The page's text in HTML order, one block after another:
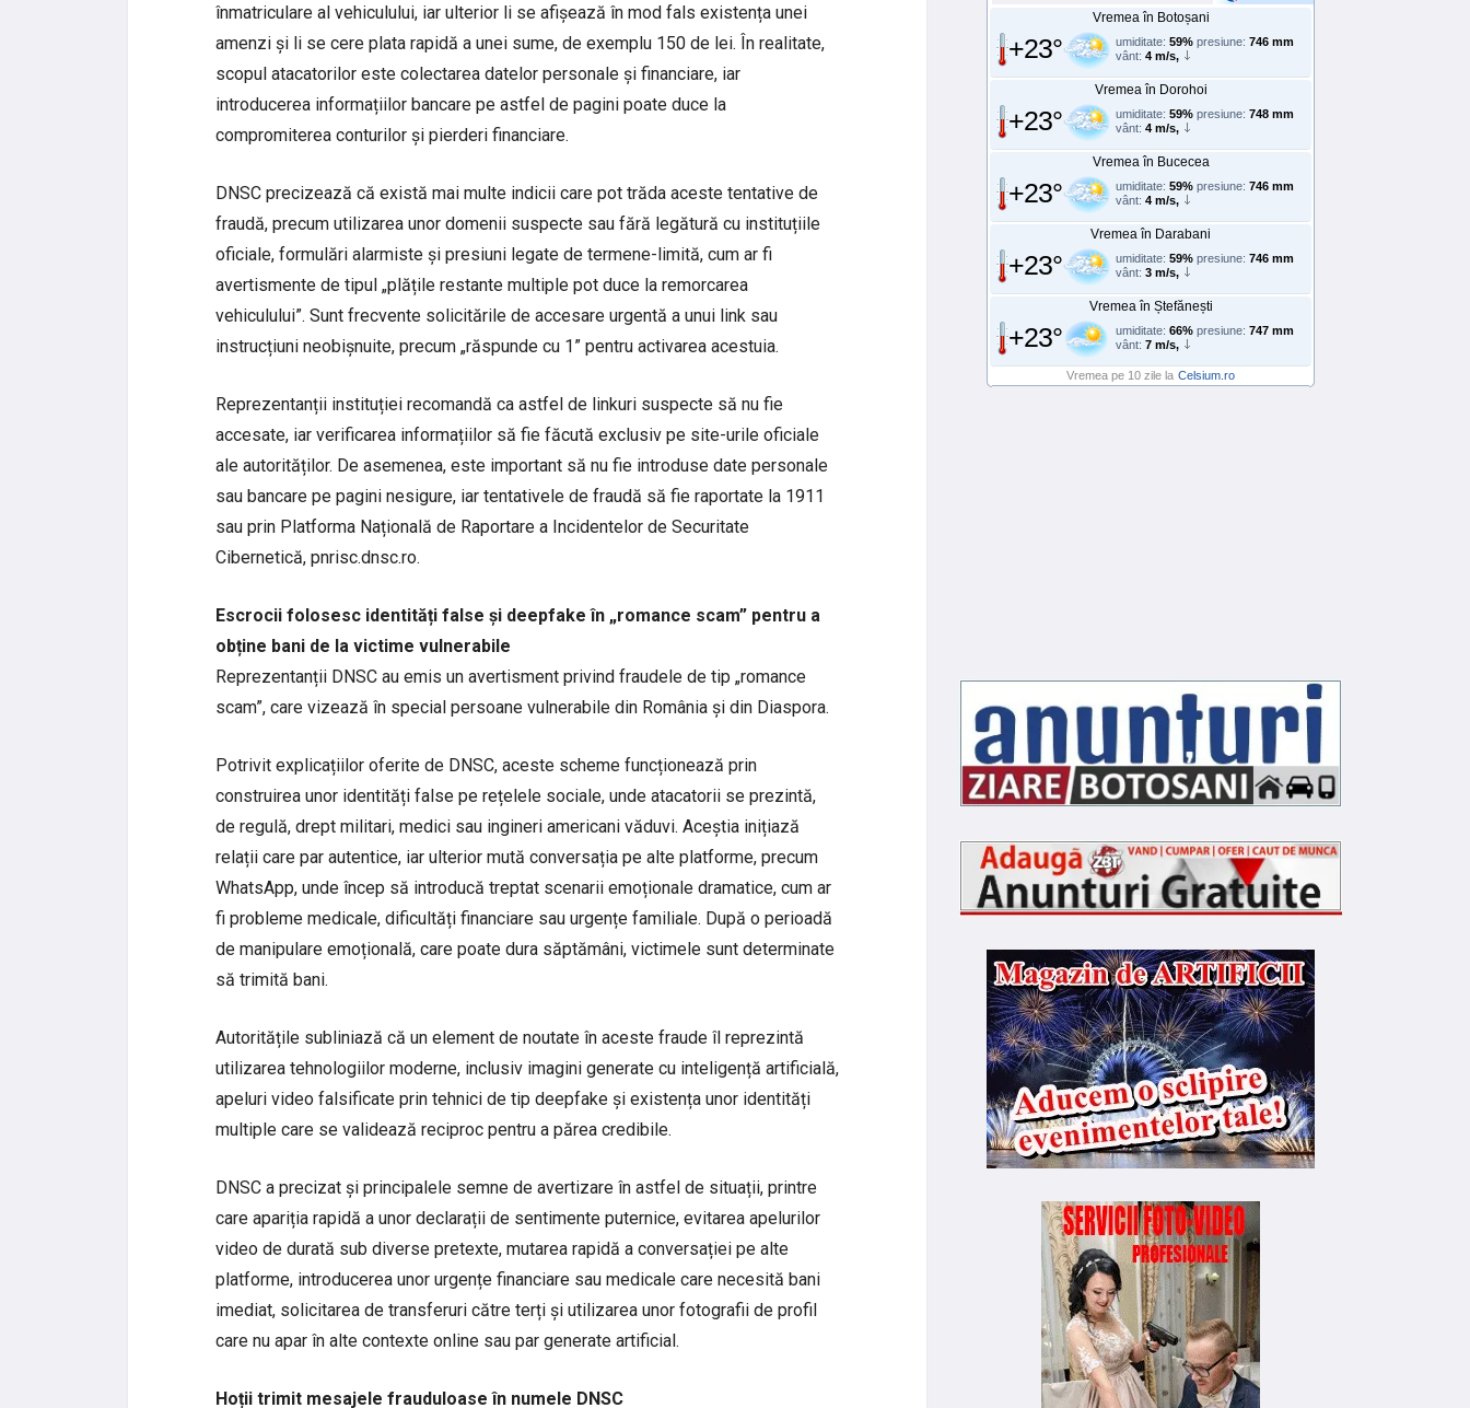
înmatriculare al vehiculului, iar ulterior li se afișează în mod fals existența unei
amenzi și li se cere plata rapidă a unei sume, de exemplu 150 de lei. În realitate,
scopul atacatorilor este colectarea datelor personale și financiare, iar
introducerea informațiilor bancare pe astfel de pagini poate duce la
compromiterea conturilor și pierderi financiare.
DNSC precizează că există mai multe indicii care pot trăda aceste tentative de
fraudă, precum utilizarea unor domenii suspecte sau fără legătură cu instituțiile
oficiale, formulări alarmiste și presiuni legate de termene-limită, cum ar fi
avertismente de tipul „plățile restante multiple pot duce la remorcarea
vehiculului”. Sunt frecvente solicitările de accesare urgentă a unui link sau
instrucțiuni neobișnuite, precum „răspunde cu 1” pentru activarea acestuia.
Reprezentanții instituției recomandă ca astfel de linkuri suspecte să nu fie
accesate, iar verificarea informațiilor să fie făcută exclusiv pe site-urile oficiale
ale autorităților. De asemenea, este important să nu fie introduse date personale
sau bancare pe pagini nesigure, iar tentativele de fraudă să fie raportate la 1911
sau prin Platforma Națională de Raportare a Incidentelor de Securitate
Cibernetică, pnrisc.dnsc.ro.
Escrocii folosesc identități false și deepfake în „romance scam” pentru a
obține bani de la victime vulnerabile
Reprezentanții DNSC au emis un avertisment privind fraudele de tip „romance
scam”, care vizează în special persoane vulnerabile din România și din Diaspora.
Potrivit explicațiilor oferite de DNSC, aceste scheme funcționează prin
construirea unor identități false pe rețelele sociale, unde atacatorii se prezintă,
de regulă, drept militari, medici sau ingineri americani văduvi. Aceștia inițiază
relații care par autentice, iar ulterior mută conversația pe alte platforme, precum
WhatsApp, unde încep să introducă treptat scenarii emoționale dramatice, cum ar
fi probleme medicale, dificultăți financiare sau urgențe familiale. După o perioadă
de manipulare emoțională, care poate dura săptămâni, victimele sunt determinate
să trimită bani.
Autoritățile subliniază că un element de noutate în aceste fraude îl reprezintă
utilizarea tehnologiilor moderne, inclusiv imagini generate cu inteligență artificială,
apeluri video falsificate prin tehnici de tip deepfake și existența unor identități
multiple care se validează reciproc pentru a părea credibile.
DNSC a precizat și principalele semne de avertizare în astfel de situații, printre
care apariția rapidă a unor declarații de sentimente puternice, evitarea apelurilor
video de durată sub diverse pretexte, mutarea rapidă a conversației pe alte
platforme, introducerea unor urgențe financiare sau medicale care necesită bani
imediat, solicitarea de transferuri către terți și utilizarea unor fotografii de profil
care nu apar în alte contexte online sau par generate artificial.
Hoții trimit mesajele frauduloase în numele DNSC
Vremea în Botoșani
+23° umiditate: 59% presiune: 746 mm
vânt: 4 m/s,
Vremea în Dorohoi
+23° umiditate: 59% presiune: 748 mm
vânt: 4 m/s,
Vremea în Bucecea
+23° umiditate: 59% presiune: 746 mm
vânt: 4 m/s,
Vremea în Darabani
+23° umiditate: 59% presiune: 746 mm
vânt: 3 m/s,
Vremea în Ștefănești
+23° umiditate: 66% presiune: 747 mm
vânt: 7 m/s,
Vremea pe 10 zile la Celsium.ro